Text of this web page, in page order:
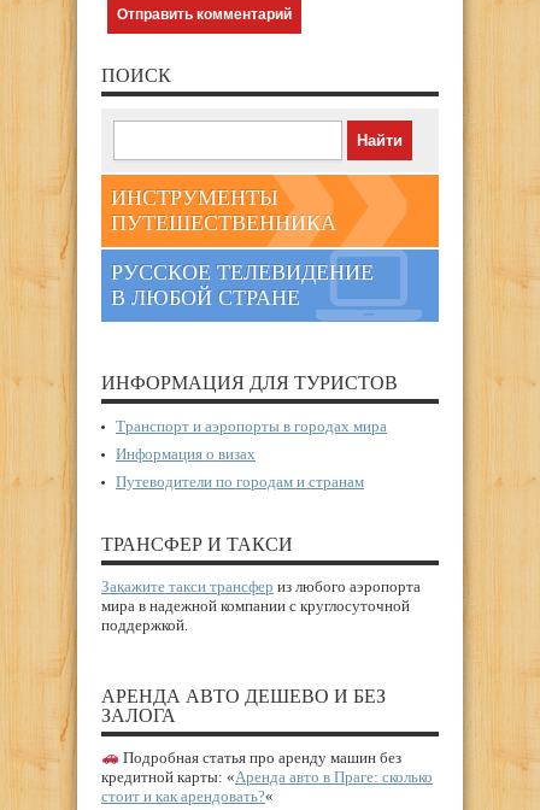
ПОИСК
ИНСТРУМЕНТЫ
ПУТЕШЕСТВЕННИКА
РУССКОЕ ТЕЛЕВИДЕНИЕ
В ЛЮБОЙ СТРАНЕ
ИНФОРМАЦИЯ ДЛЯ ТУРИСТОВ
Транспорт и аэропорты в городах мира
Информация о визах
Путеводители по городам и странам
ТРАНСФЕР И ТАКСИ
Закажите такси трансфер из любого аэропорта
мира в надежной компании с круглосуточной
поддержкой.
АРЕНДА АВТО ДЕШЕВО И БЕЗ
ЗАЛОГА
Подробная статья про аренду машин без
кредитной карты: «Аренда авто в Праге: сколько
стоит и как арендовать?«